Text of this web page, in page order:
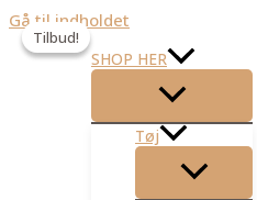
Gå til indholdet
SHOP HER
Tøj
Tilbud!
Tilbud!